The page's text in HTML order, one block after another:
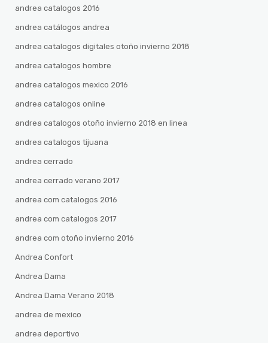
andrea catalogos 2016
andrea catálogos andrea
andrea catalogos digitales otoño invierno 2018
andrea catalogos hombre
andrea catalogos mexico 2016
andrea catalogos online
andrea catalogos otoño invierno 2018 en linea
andrea catalogos tijuana
andrea cerrado
andrea cerrado verano 2017
andrea com catalogos 2016
andrea com catalogos 2017
andrea com otoño invierno 2016
Andrea Confort
Andrea Dama
Andrea Dama Verano 2018
andrea de mexico
andrea deportivo